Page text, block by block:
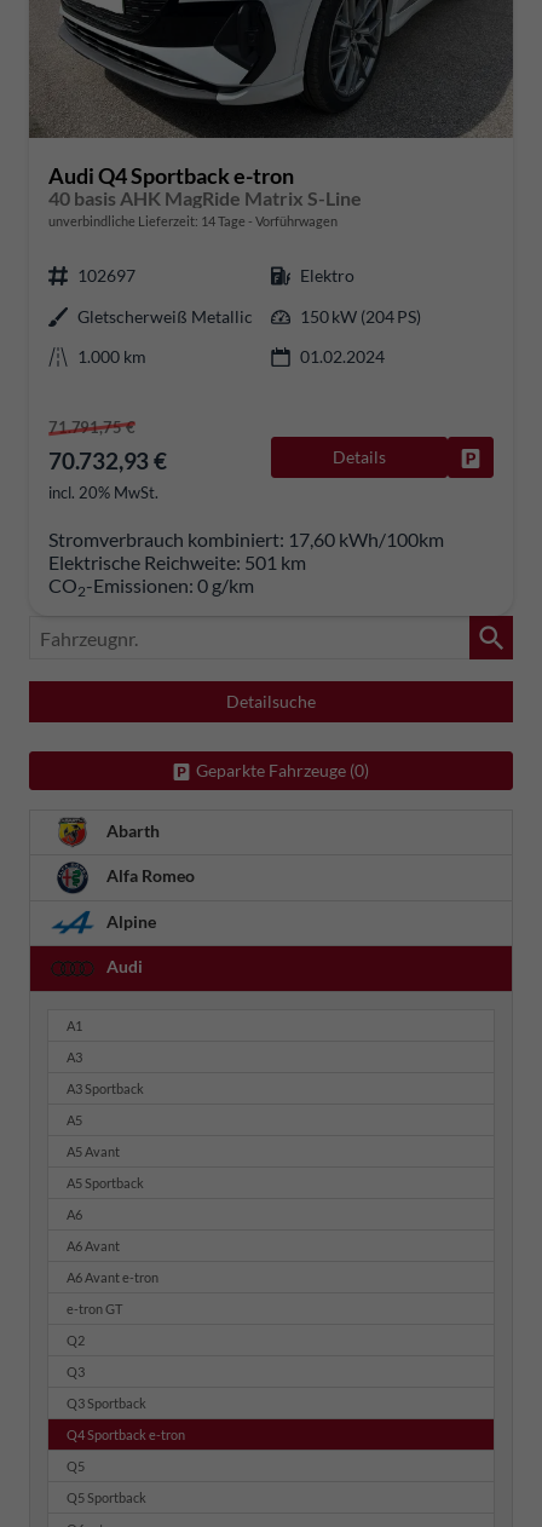
Audi Q4 Sportback e-tron
40 basis AHK MagRide Matrix S-Line
unverbindliche Lieferzeit: 14 Tage Vorführwagen
102697
Elektro
Gletscherweiß Metallic
150 kW (204 PS)
1.000 km
01.02.2024
71.791,75 €
70.732,93 €
incl. 20% MwSt.
Details
Stromverbrauch kombiniert: 17,60 kWh/100km
Elektrische Reichweite: 501 km
CO2-Emissionen: 0 g/km
Fahrzeugnr.
Detailsuche
Geparkte Fahrzeuge (0)
Abarth
Alfa Romeo
Alpine
Audi
A1
A3
A3 Sportback
A5
A5 Avant
A5 Sportback
A6
A6 Avant
A6 Avant e-tron
e-tron GT
Q2
Q3
Q3 Sportback
Q4 Sportback e-tron
Q5
Q5 Sportback